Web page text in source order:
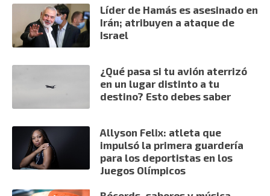
Líder de Hamás es asesinado en
Irán; atribuyen a ataque de
Israel
¿Qué pasa si tu avión aterrizó
en un lugar distinto a tu
destino? Esto debes saber
Allyson Felix: atleta que
impulsó la primera guardería
para los deportistas en los
Juegos Olímpicos